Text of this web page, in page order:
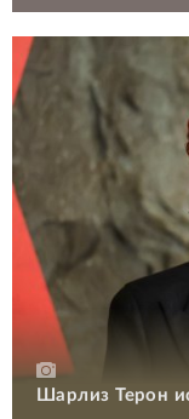
Шарлиз Терон